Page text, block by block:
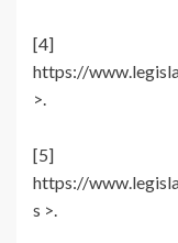
https://
>.
https://
s >.